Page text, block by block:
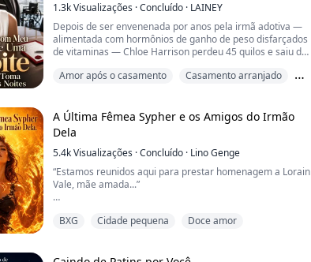
1.3kVisualizações ·Concluído · LAINEY
Depois de ser envenenada por anos pela irmã adotiva —
alimentada com hormônios de ganho de peso disfarçados
de vitaminas — Chloe Harrison perdeu 45 quilos e saiu do
Sua cruel irmã adotiva, Mia, chegou até a enganá-la para
noite teve tudo, menos vergonha — foi...
Amor após o casamento
Casamento arranjado
A Última Fêmea Sypher e os Amigos do Irmão
Dela
5.4kVisualizações ·Concluído · Lino Genge
“Estamos reunidos aqui para prestar homenagem a Lorain
Vale, mãe amada...”
voltaria.
BXG Cidade pequena Doce amor